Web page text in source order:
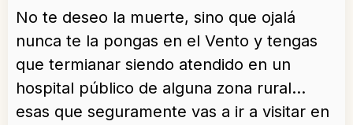
No te deseo la muerte, sino que ojalá
nunca te la pongas en el Vento y tengas
que termianar siendo atendido en un
hospital público de alguna zona rural…
esas que seguramente vas a ir a visitar en